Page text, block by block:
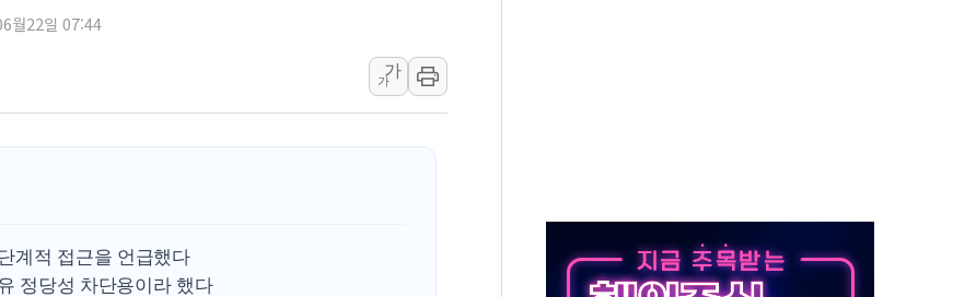
한미 법카 제보자 "신동국과 무관…자료는 전·현직 직원으로부터 확보"
라인게임즈, '콰이어트' 테스트 참가자 3만 명 돌파
LG헬로비전 '헬로모바일', 교보문고 제휴 전자책 요금제 출시
KTis, 02-114로 카카오 T 택시 호출 서비스
월22일 07:44
가
가
계적 접근을 언급했다
정당성 차단용이라 했다